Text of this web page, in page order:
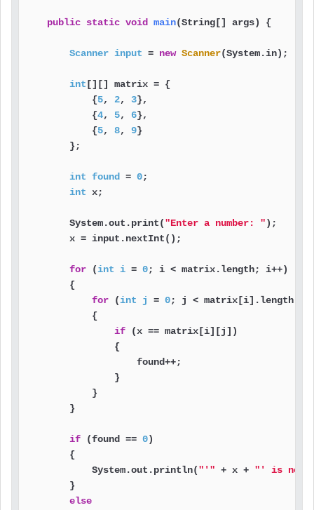
public static void main(String[] args) {
Scanner input = new Scanner(System.in);
int [][] matrix = {
            {
5, 2, 3},
            {
4, 5, 6},
            {
5, 8, 9}
        };
int found = 0;
int x;
        System.out.print(
"Enter a number: ");
        x = input.nextInt();
for (int i = 0; i < matrix.length; i++)
        {
for (int j = 0; j < matrix[i].length;
            {
if (x == matrix[i][j])
                {
                    found++;
                }
            }
        }
if (found == 0)
        {
            System.out.println(
"'" + x + "' is not
        }
else